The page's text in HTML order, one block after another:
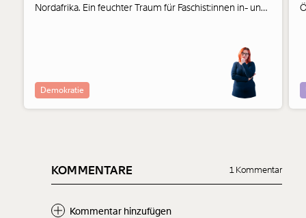
Nordafrika. Ein feuchter Traum für Faschist:innen in- und
Demokratie
KOMMENTARE 1 Kommentar
Kommentar hinzufügen